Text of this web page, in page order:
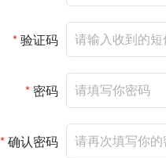
*验证码
* 密码
*确认密码